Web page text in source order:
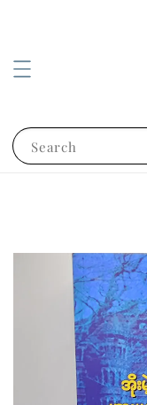
Search